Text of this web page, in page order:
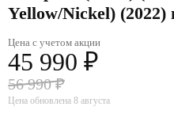
Yellow/Nickel) (2022)
Цена с учетом акции
45 990 ₽
56 990 ₽
Цена обновлена 8 августа